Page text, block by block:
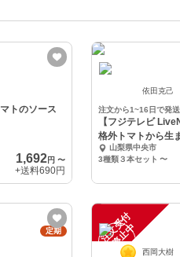
トのソース
1,692円 〜
+送料690円
依田克己
注文から1~16日で発送
【フジテレビ
格外トマトから生
山梨県中央市
3種類３本セット 〜
定期 注
文
受
付
停
止
中
西岡大樹